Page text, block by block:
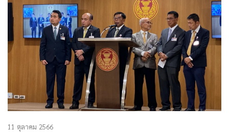
11 ตุลาคม 2566